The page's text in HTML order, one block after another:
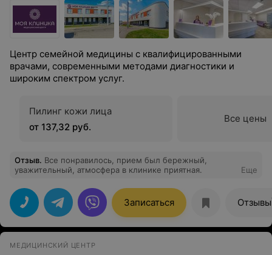
Центр семейной медицины с квалифицированными
врачами, современными методами диагностики и
широким спектром услуг.
Пилинг кожи лица
от 137,32 руб.
Все цены
Отзыв. Все понравилось, прием был бережный,
уважительный, атмосфера в клинике приятная.
Еще
Записаться Отзывы
МЕДИЦИНСКИЙ ЦЕНТР